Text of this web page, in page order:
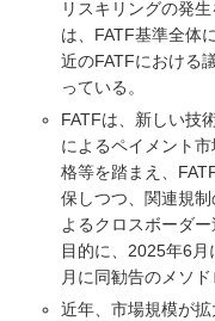
リスキリングの発
は、FATF基準全体
近のFATFにおける
っている。
FATFは、新しい技
によるペイメント
格等を踏まえ、
保しつつ、関連規
よるクロスボーダ
目的に、2025年6
月に同勧告のメソ
近年、市場規模が